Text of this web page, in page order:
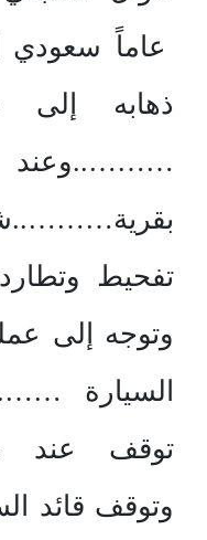
عاماً سعودي
ذهابه إلى
تفحيط
وتوجه إلى
السيارة
توقف عند
وتوقف قائد